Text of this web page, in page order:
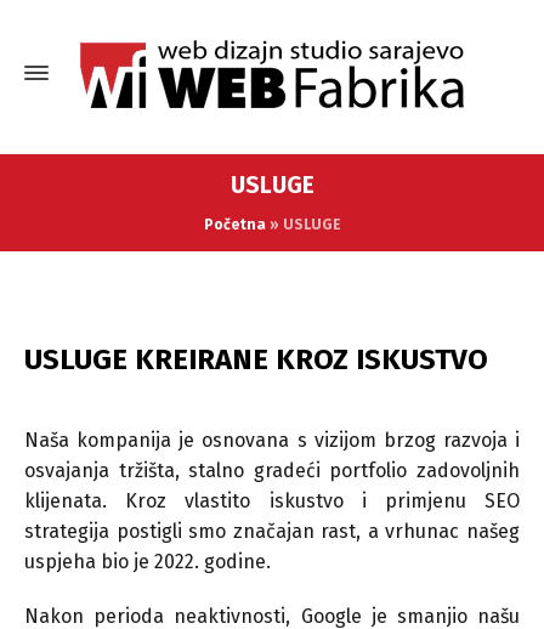
USLUGE
Početna» USLUGE
USLUGE KREIRANE KROZ ISKUSTVO
Naša kompanija je osnovana s vizijom brzog razvoja i
osvajanja tržišta, stalno gradeći portfolio zadovoljnih
klijenata. Kroz vlastito iskustvo i primjenu SEO
strategija postigli smo značajan rast, a vrhunac našeg
uspjeha bio je 2022. godine.
Nakon perioda neaktivnosti, Google je smanjio našu